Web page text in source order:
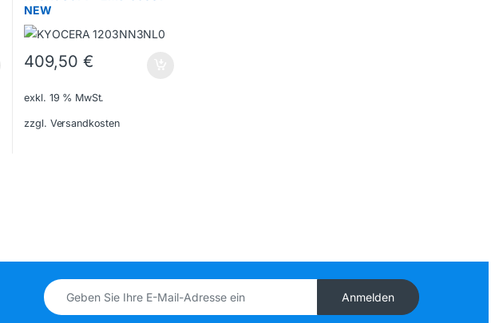
NEW
409,50 €
exkl. 19 % MwSt.
zzgl. Versandkosten
Anmelden